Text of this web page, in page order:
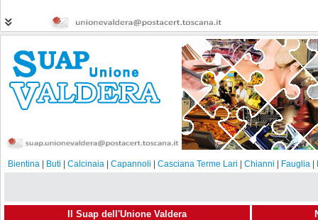
Bientina Buti Calcinaia Capannoli Casciana Terme Lari Chianni Fauglia
Il Suap dell'Unione Valdera